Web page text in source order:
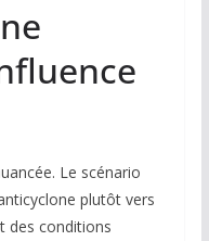
Le scénario
plutôt vers
des conditions